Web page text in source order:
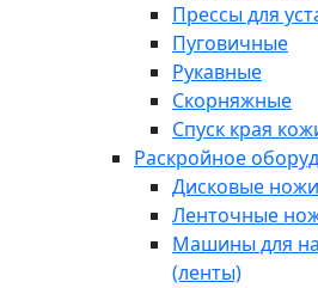
Прессы для
Пуговичные
Рукавные
Скорняжные
Спуск края
Раскройное
Дисковые ножи
Ленточные
Машины для
(ленты)